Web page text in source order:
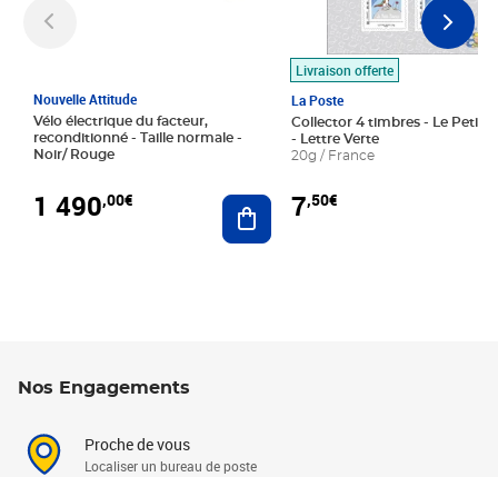
Nouvelle Attitude
Vélo électrique du facteur,
reconditionné - Taille normale -
Noir/ Rouge
1 490,00€ Ajouter au panier
Livraison offerte
La Poste
Collector 4 timbres - Le Petit
- Lettre Verte
20g / France
7,50€
Nos Engagements
Proche de vous
Localiser un bureau de poste